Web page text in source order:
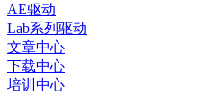
AE驱动
Lab系列驱动
文章中心
下载中心
培训中心